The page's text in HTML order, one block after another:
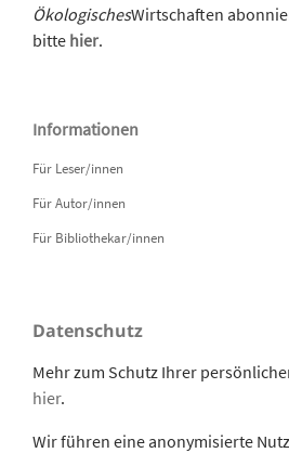
ÖkologischesWirtschaften
bitte hier.
Informationen
Für Leser/innen
Für Autor/innen
Für Bibliothekar/innen
Datenschutz
Mehr zum Schutz Ihrer
hier.
Wir führen eine anonymisierte